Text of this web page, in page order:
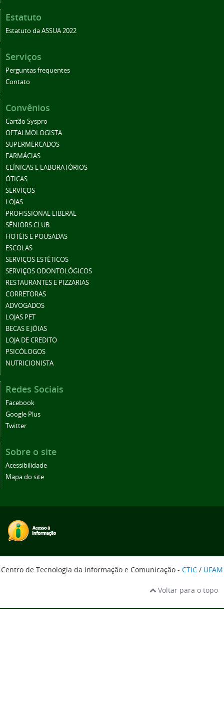
Estatuto
Estatuto da ASSUA 2022
Serviços
Perguntas frequentes
Contato
Convênios
Cartão Syspro
OFTALMOLOGISTA
SUPERMERCADOS
FARMÁCIAS
CLÍNICAS E LABORATÓRIOS
ÓTICAS
SERVIÇOS
LOJAS
PROFISSIONAL LIBERAL
SÊNIORS CLUB
HOTÉIS E POUSADAS
ESCOLAS
SERVIÇOS ESTÉTICOS
SERVIÇOS ODONTOLÓGICOS
RESTAURANTES E PIZZARIAS
CORRETORAS
ADVOGADOS
LOJAS PET
BECAS E JÓIAS
LOJA DE CREDITO
PSICÓLOGOS
NUTRICIONISTA
Redes Sociais
Facebook
Google Plus
Twitter
Sobre o site
Acessibilidade
Mapa do site
Centro de Tecnologia da Informação e Comunicação - CTIC / UFAM
Voltar para o topo